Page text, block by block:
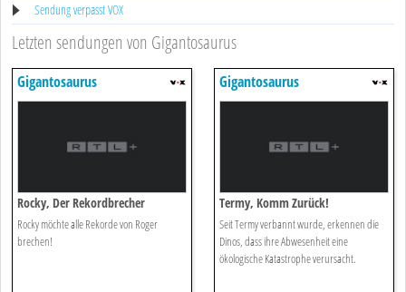
Sendung verpasst VOX
Letzten sendungen von Gigantosaurus
Gigantosaurus
Rocky, Der Rekordbrecher
Rocky möchte alle Rekorde von Roger
brechen!
Gigantosaurus
Termy, Komm Zurück!
Seit Termy verbannt wurde, erkennen die
Dinos, dass ihre Abwesenheit eine
ökologische Katastrophe verursacht.